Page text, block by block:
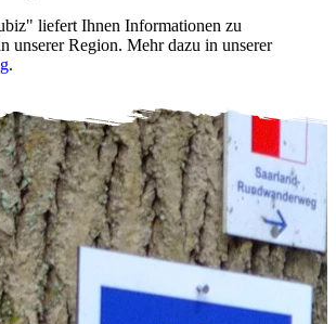
liefert Ihnen Informationen zu
unserer Region. Mehr dazu in unserer
.